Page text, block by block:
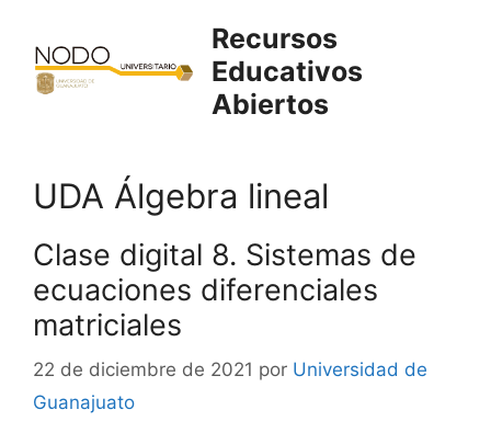
contenido
Recursos
Educativos
Abiertos
UDA Álgebra lineal
Clase digital 8. Sistemas de
ecuaciones diferenciales
matriciales
22 de diciembre de 2021 por Universidad de
Guanajuato